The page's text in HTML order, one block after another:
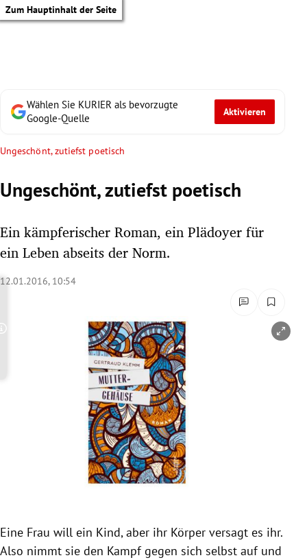
Zum Hauptinhalt der Seite
Untermenü
Untermenü
Untermenü
Wählen Sie KURIER als bevorzugte
Google-Quelle
Aktivieren
Ungeschönt, zutiefst poetisch
Ungeschönt, zutiefst poetisch
Ein kämpferischer Roman, ein Plädoyer für
ein Leben abseits der Norm.
12.01.2016, 10:54
Copyright-Hinweis öffnen/schließen
Eine Frau will ein Kind, aber ihr Körper versagt es ihr.
Also nimmt sie den Kampf gegen sich selbst auf und